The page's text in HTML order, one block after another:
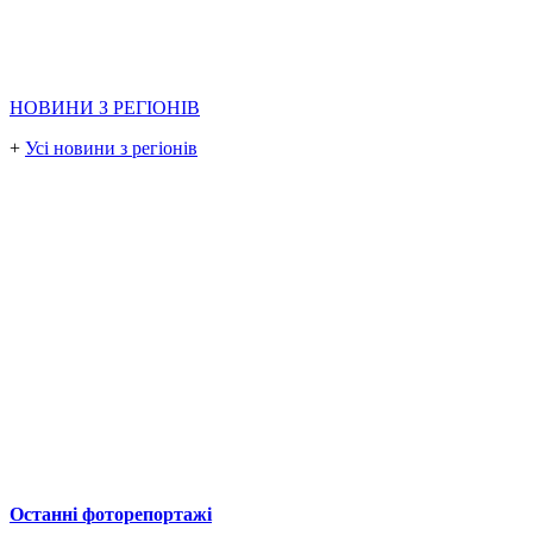
НОВИНИ З РЕГІОНІВ
+ Усі новини з регіонів
Останні фоторепортажі